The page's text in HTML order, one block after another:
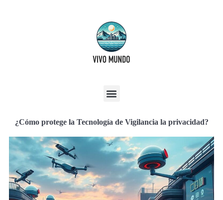
¿Cómo protege la Tecnología de Vigilancia la privacidad?